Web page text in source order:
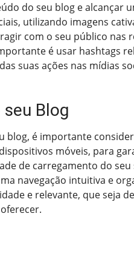
do seu blog e alcançar
utilizando imagens
com o seu público nas
é usar hashtags
suas ações nas mídias
Blog
é importante
móveis, para
de carregamento do
navegação intuitiva e
e relevante, que seja